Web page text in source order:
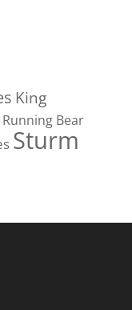
King
Running Bear
Sturm